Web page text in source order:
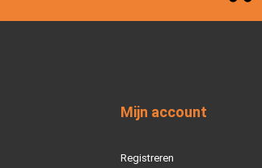
Mijn account
Registreren